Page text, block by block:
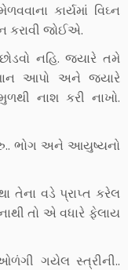
કાર્યમાં વિઘ્ન
કરાવી જોઈએ.
નહિ. જયારે તમે
આપો અને જયારે
નાશ કરી નાખો.
ભોગ અને આયુષ્યનો
તેના વડે પ્રાપ્ત કરેલ
તો એ વધારે ફેલાય
ગયેલ સ્ત્રીની..